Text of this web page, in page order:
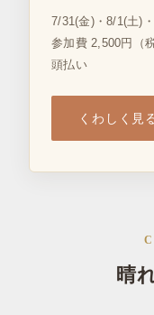
7/31(金)・8/1(土)
参加費 2,500円（
頭払い
くわしく見
晴